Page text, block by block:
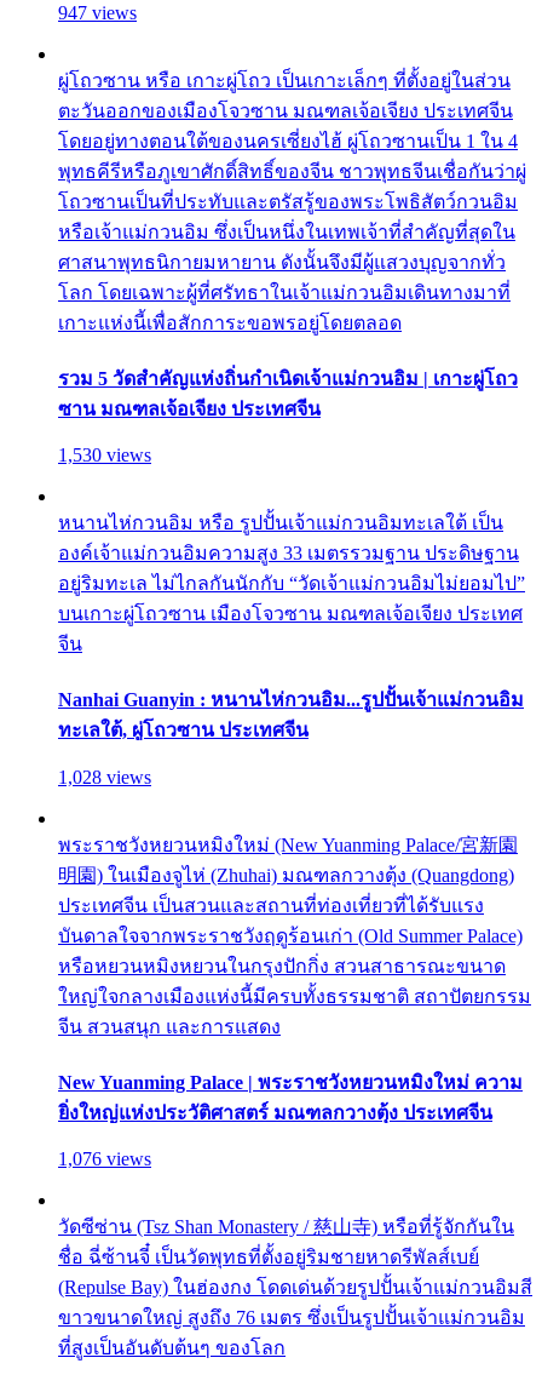
947 views
ผู่โถวซาน หรือ เกาะผู่โถว เป็นเกาะเล็กๆ ที่ตั้งอยู่ในส่วน
ตะวันออกของเมืองโจวซาน มณฑลเจ้อเจียง ประเทศจีน
โดยอยู่ทางตอนใต้ของนครเซี่ยงไฮ้ ผู่โถวซานเป็น 1 ใน 4
พุทธคีรีหรือภูเขาศักดิ์สิทธิ์ของจีน ชาวพุทธจีนเชื่อกันว่าผู่
โถวซานเป็นที่ประทับและตรัสรู้ของพระโพธิสัตว์กวนอิม
หรือเจ้าแม่กวนอิม ซึ่งเป็นหนึ่งในเทพเจ้าที่สำคัญที่สุดใน
ศาสนาพุทธนิกายมหายาน ดังนั้นจึงมีผู้แสวงบุญจากทั่ว
โลก โดยเฉพาะผู้ที่ศรัทธาในเจ้าแม่กวนอิมเดินทางมาที่
เกาะแห่งนี้เพื่อสักการะขอพรอยู่โดยตลอด
รวม 5 วัดสำคัญแห่งถิ่นกำเนิดเจ้าแม่กวนอิม | เกาะผู่โถว
ซาน มณฑลเจ้อเจียง ประเทศจีน
1,530 views
หนานไห่กวนอิม หรือ รูปปั้นเจ้าแม่กวนอิมทะเลใต้ เป็น
องค์เจ้าแม่กวนอิมความสูง 33 เมตรรวมฐาน ประดิษฐาน
อยู่ริมทะเล ไม่ไกลกันนักกับ “วัดเจ้าแม่กวนอิมไม่ยอมไป”
บนเกาะผู่โถวซาน เมืองโจวซาน มณฑลเจ้อเจียง ประเทศ
จีน
Nanhai Guanyin : หนานไห่กวนอิม...รูปปั้นเจ้าแม่กวนอิม
ทะเลใต้, ผู่โถวซาน ประเทศจีน
1,028 views
พระราชวังหยวนหมิงใหม่ (New Yuanming Palace/宮新園
明園) ในเมืองจูไห่ (Zhuhai) มณฑลกวางตุ้ง (Quangdong)
ประเทศจีน เป็นสวนและสถานที่ท่องเที่ยวที่ได้รับแรง
บันดาลใจจากพระราชวังฤดูร้อนเก่า (Old Summer Palace)
หรือหยวนหมิงหยวนในกรุงปักกิ่ง สวนสาธารณะขนาด
ใหญ่ใจกลางเมืองแห่งนี้มีครบทั้งธรรมชาติ สถาปัตยกรรม
จีน สวนสนุก และการแสดง
New Yuanming Palace | พระราชวังหยวนหมิงใหม่ ความ
ยิ่งใหญ่แห่งประวัติศาสตร์ มณฑลกวางตุ้ง ประเทศจีน
1,076 views
วัดซีซ่าน (Tsz Shan Monastery / 慈山寺) หรือที่รู้จักกันใน
ชื่อ ฉี่ซ้านจี๋ เป็นวัดพุทธที่ตั้งอยู่ริมชายหาดรีพัลส์เบย์
(Repulse Bay) ในฮ่องกง โดดเด่นด้วยรูปปั้นเจ้าแม่กวนอิมสี
ขาวขนาดใหญ่ สูงถึง 76 เมตร ซึ่งเป็นรูปปั้นเจ้าแม่กวนอิม
ที่สูงเป็นอันดับต้นๆ ของโลก